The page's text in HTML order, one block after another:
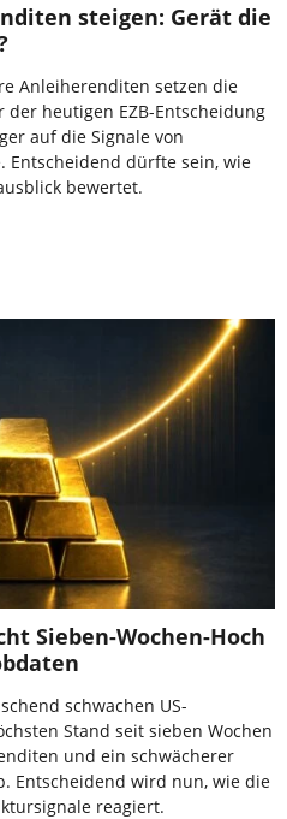
steigen: Gerät die
Anleiherenditen setzen die
heutigen EZB-Entscheidung
auf die Signale von
Entscheidend dürfte sein, wie
bewertet.
Sieben-Wochen-Hoch
schwachen US-
Stand seit sieben Wochen
und ein schwächerer
Entscheidend wird nun, wie die
reagiert.